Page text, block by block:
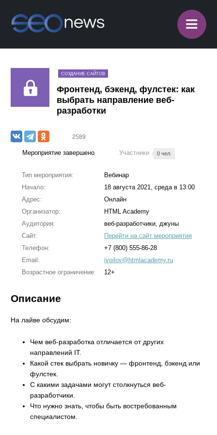
≡
СОЗДАНИЕ САЙТОВ
Фронтенд, бэкенд, фулстек: как
выбрать направление веб-
разработки
2589
Мероприятие завершено Участники 0 чел.
Тип мероприятия:
Вебинар
Начало:
18 августа 2021, среда в 13:00
Адрес:
Онлайн
Организатор:
HTML Academy
Аудитория:
веб-разработчики, джуны
Сайт:
Перейти на сайт мероприятия
Телефон:
+7 (800) 555-86-28
Email:
ivoilov@htmlacademy.ru
Возрастное ограничение:
12+
Описание
На лайве обсудим:
Чем веб-разработка отличается от других
направлений IT.
Какой стек выбрать новичку — фронтенд, бэкенд или
фулстек.
С какими задачами могут столкнуться веб-
разработчики.
Что нужно знать, чтобы быть востребованным
специалистом.